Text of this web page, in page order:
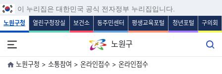
본문 바로가기
주메뉴 바로가기
보조메뉴 바로가기
푸터 바로가기
이 누리집은 대한민국 공식 전자정부 누리집입니다.
노원구청 열린구청장실 보건소 동주민센터 평생교육포털 청년포털 구의회
노원구
노원구청 > 소통참여 > 온라인접수 > 온라인접수